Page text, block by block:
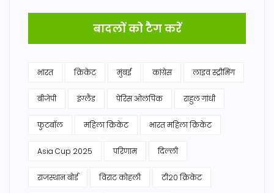
बादलों को टैग करें
भारत क्रिकेट मुंबई कांग्रेस लाइव स्ट्रीमिंग
बीजेपी इंग्लैंड पेरिस ओलंपिक राहुल गांधी
फुटबॉल महिला क्रिकेट भारत महिला क्रिकेट
Asia Cup 2025 परिणाम दिल्ली
राजस्थान बोर्ड विराट कोहली टी20 क्रिकेट